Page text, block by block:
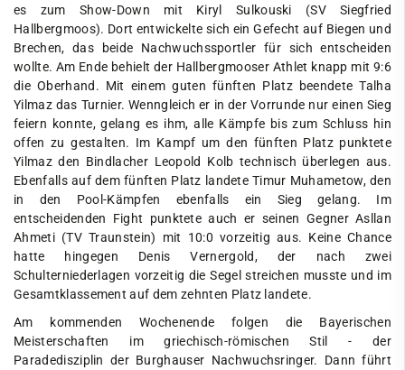
es zum Show-Down mit Kiryl Sulkouski (SV Siegfried
Hallbergmoos). Dort entwickelte sich ein Gefecht auf Biegen und
Brechen, das beide Nachwuchssportler für sich entscheiden
wollte. Am Ende behielt der Hallbergmooser Athlet knapp mit 9:6
die Oberhand. Mit einem guten fünften Platz beendete Talha
Yilmaz das Turnier. Wenngleich er in der Vorrunde nur einen Sieg
feiern konnte, gelang es ihm, alle Kämpfe bis zum Schluss hin
offen zu gestalten. Im Kampf um den fünften Platz punktete
Yilmaz den Bindlacher Leopold Kolb technisch überlegen aus.
Ebenfalls auf dem fünften Platz landete Timur Muhametow, den
in den Pool-Kämpfen ebenfalls ein Sieg gelang. Im
entscheidenden Fight punktete auch er seinen Gegner Asllan
Ahmeti (TV Traunstein) mit 10:0 vorzeitig aus. Keine Chance
hatte hingegen Denis Vernergold, der nach zwei
Schulterniederlagen vorzeitig die Segel streichen musste und im
Gesamtklassement auf dem zehnten Platz landete.
Am kommenden Wochenende folgen die Bayerischen
Meisterschaften im griechisch-römischen Stil - der
Paradedisziplin der Burghauser Nachwuchsringer. Dann führt